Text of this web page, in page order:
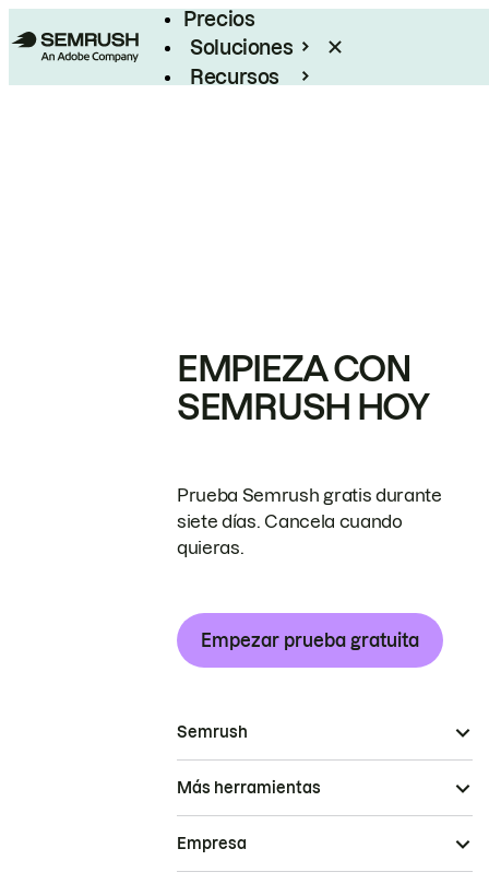
Precios
Soluciones
Recursos
EMPIEZA CON
SEMRUSH HOY
Prueba Semrush gratis durante
siete días. Cancela cuando
quieras.
Empezar prueba gratuita
Semrush
Más herramientas
Empresa